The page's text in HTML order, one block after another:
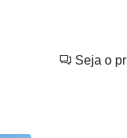
Seja o